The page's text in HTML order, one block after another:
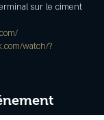
sur le ciment
watch/?